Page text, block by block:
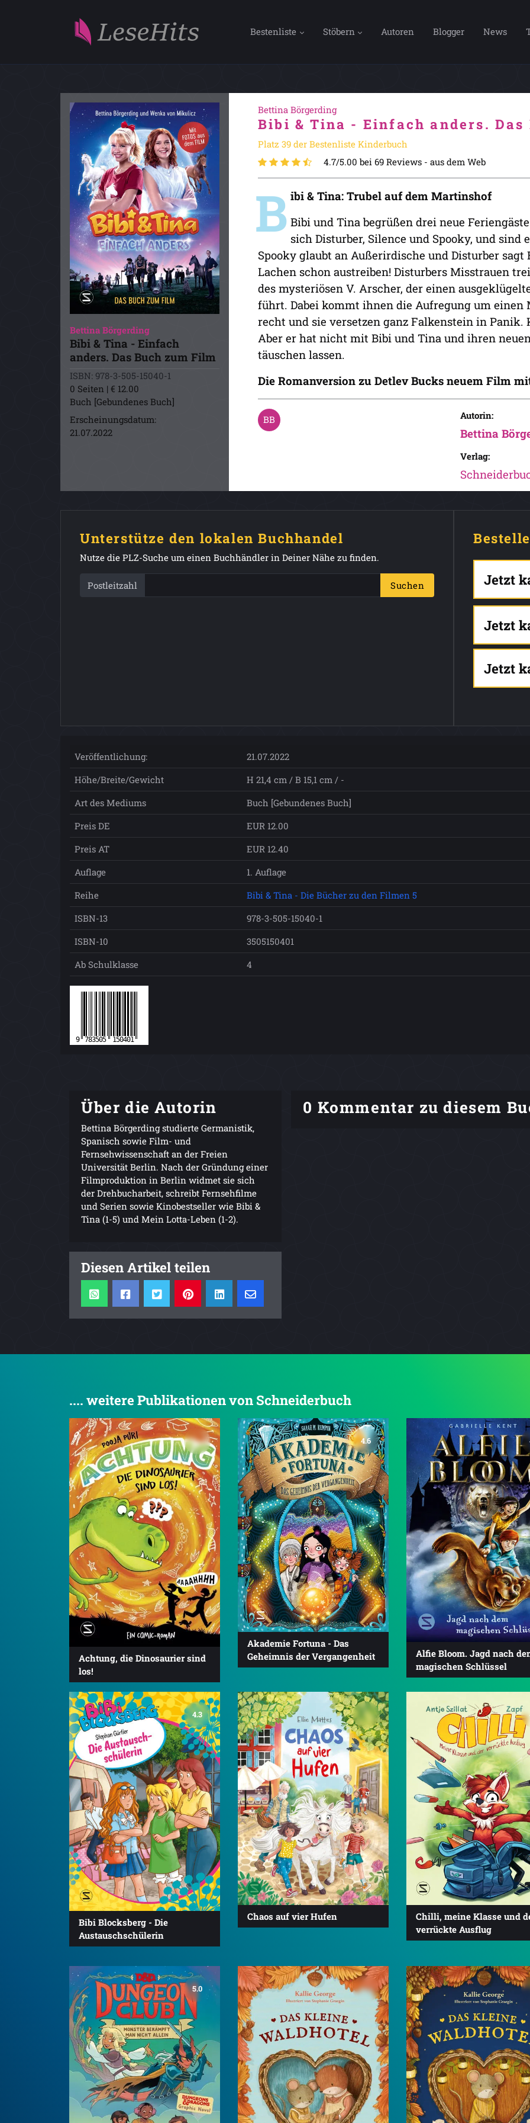
Bestenliste Stöbern Autoren Blogger News
Bettina Börgerding
Bibi & Tina - Einfach
anders. Das Buch zum Film
ISBN: 978-3-505-15040-1
0 Seiten | € 12.00
Buch [Gebundenes Buch]
Erscheinungsdatum:
21.07.2022
Bettina Börgerding
Bibi & Tina - Einfach anders.
Platz 39 der Bestenliste Kinderbuch
4.7/5.00 bei 69 Reviews - aus dem Web
B ibi & Tina: Trubel auf dem Martinshof
Bibi und Tina begrüßen drei neue
sich Disturber, Silence und Spooky, und
Spooky glaubt an Außerirdische und Disturber
Lachen schon austreiben! Disturbers Misstrauen
des mysteriösen V. Arscher, der einen
führt. Dabei kommt ihnen die Aufregung um einen
recht und sie versetzen ganz Falkenstein in
Aber er hat nicht mit Bibi und Tina und ihren
täuschen lassen.
Die Romanversion zu Detlev Bucks neuem Film
Autorin:
Bettina
Verlag:
Unterstütze den lokalen Buchhandel
Nutze die PLZ-Suche um einen Buchhändler in Deiner Nähe zu finden.
Postleitzahl Suchen Jetzt
Jetzt
Jetzt
Veröffentlichung:
21.07.2022
Höhe/Breite/Gewicht
H 21,4 cm / B 15,1 cm / -
Art des Mediums
Buch [Gebundenes Buch]
Preis DE
EUR 12.00
Preis AT
EUR 12.40
Auflage
1. Auflage
Reihe
Bibi & Tina - Die Bücher zu den Filmen 5
ISBN-13
978-3-505-15040-1
ISBN-10
3505150401
Ab Schulklasse
4
Über die Autorin
Bettina Börgerding studierte Germanistik,
Spanisch sowie Film- und
Fernsehwissenschaft an der Freien
Universität Berlin. Nach der Gründung einer
Filmproduktion in Berlin widmet sie sich
der Drehbucharbeit, schreibt Fernsehfilme
und Serien sowie Kinobestseller wie Bibi &
Tina (1-5) und Mein Lotta-Leben (1-2).
Diesen Artikel teilen
0 Kommentar zu diesem
.... weitere Publikationen von Schneiderbuch
Achtung, die Dinosaurier sind
los!
4.6
Akademie Fortuna - Das
Geheimnis der Vergangenheit
Alfie Bloom. Jagd nach
magischen Schlüssel
4.3
Bibi Blocksberg - Die
Austauschschülerin
Chaos auf vier Hufen
Chilli, meine Klasse und
verrückte Ausflug
5.0